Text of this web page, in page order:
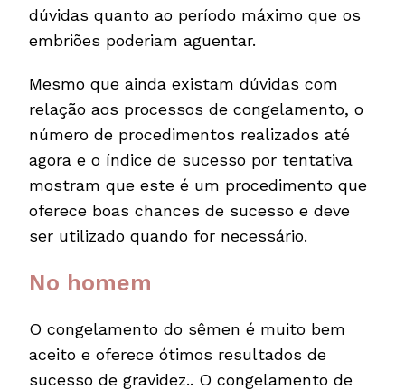
dúvidas quanto ao período máximo que os
embriões poderiam aguentar.
Mesmo que ainda existam dúvidas com
relação aos processos de congelamento, o
número de procedimentos realizados até
agora e o índice de sucesso por tentativa
mostram que este é um procedimento que
oferece boas chances de sucesso e deve
ser utilizado quando for necessário.
No homem
O congelamento do sêmen é muito bem
aceito e oferece ótimos resultados de
sucesso de gravidez.. O congelamento de